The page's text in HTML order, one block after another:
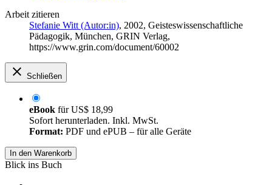
Arbeit zitieren
Stefanie Witt (Autor:in), 2002, Geisteswissenschaftliche
Pädagogik, München, GRIN Verlag,
https://www.grin.com/document/60002
Schließen
eBook fürUS$ 18,99
Sofort herunterladen. Inkl. MwSt.
Format: PDF und ePUB – für alle Geräte
In den Warenkorb
Blick ins Buch